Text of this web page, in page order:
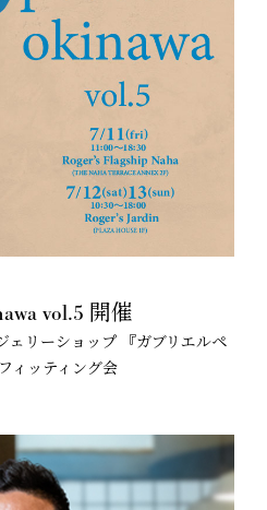
vol.5 開催
ェリーショップ 『ガブリエルペ
ィッティング会